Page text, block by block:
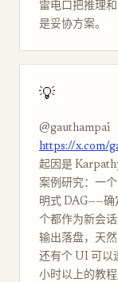
雷电口把推理
是妥协方案。
💡
@gauthampai
https://x.com/
起因是
案例研究：一
明式 DAG——确
个都作为新会
输出落盘，天
还有个 UI 可以
小时以上的教